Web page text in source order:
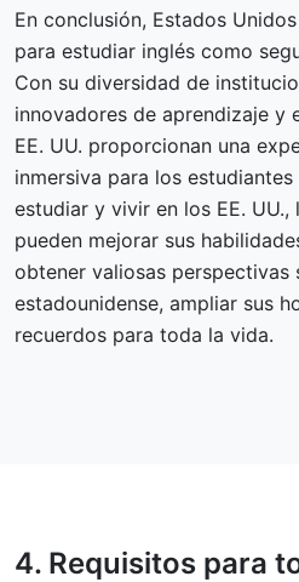
En conclusión, Estados
para estudiar inglés como
Con su diversidad de
innovadores de aprendizaje y
EE. UU. proporcionan una
inmersiva para los
estudiar y vivir en los EE.
pueden mejorar sus
obtener valiosas perspectivas
estadounidense, ampliar sus
recuerdos para toda la vida.
4. Requisitos para